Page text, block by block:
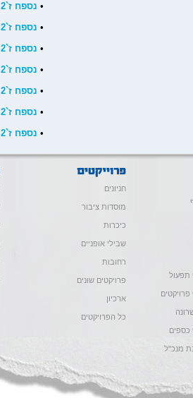
• נספח ז`2 לחוזה הקמה - 9004-14
• נספח ז`2 לחוזה הקמה - 9004-38
• נספח ז`2 לחוזה הקמה - 9004-41
• נספח ז`2 לחוזה הקמה - 9004-42
• נספח ז`2 לחוזה הקמה - 9004-43
• נספח ז`2 לחוזה הקמה - 9004-57
• נספח ז`2 לחוזה הקמה - 9004-59
תפעול
כספים
מנכ"ל
חניונים
מוסדות ציבור
כיכרות
שבילי אופניים
רחובות
פרויקטים שונים
ארכיון
כל הפרויקטים